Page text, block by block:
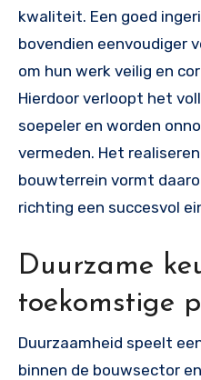
kwaliteit. Een goed
bovendien eenvoudiger
om hun werk veilig en
Hierdoor verloopt het
soepeler en worden
vermeden. Het
bouwterrein vormt
richting een succesvol
Duurzame
toekomstige
Duurzaamheid speelt
binnen de bouwsector